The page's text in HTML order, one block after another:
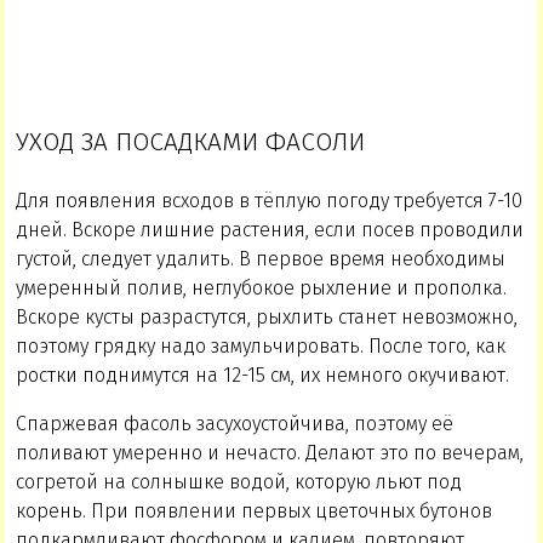
УХОД ЗА ПОСАДКАМИ ФАСОЛИ
Для появления всходов в тёплую погоду требуется 7-10
дней. Вскоре лишние растения, если посев проводили
густой, следует удалить. В первое время необходимы
умеренный полив, неглубокое рыхление и прополка.
Вскоре кусты разрастутся, рыхлить станет невозможно,
поэтому грядку надо замульчировать. После того, как
ростки поднимутся на 12-15 см, их немного окучивают.
Спаржевая фасоль засухоустойчива, поэтому её
поливают умеренно и нечасто. Делают это по вечерам,
согретой на солнышке водой, которую льют под
корень. При появлении первых цветочных бутонов